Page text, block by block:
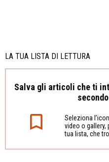
LA TUA LISTA DI LETTURA
Salva gli articoli che ti
Seleziona
video o gallery,
tua lista, che